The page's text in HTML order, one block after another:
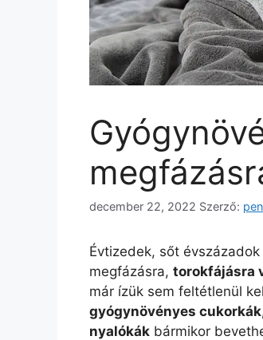
december 22, 2022 Szerző:
Évtizedek, sőt
megfázásra, torokfájásra
már ízük sem feltétlenül
gyógynövényes
nyalókák bármikor